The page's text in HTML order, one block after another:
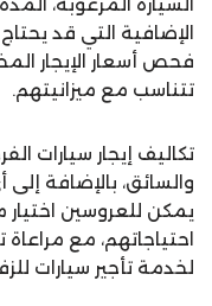
الإضافية التي قد
فحص أسعار الإيجار
تتناسب مع ميزانيتهم.
تكاليف إيجار سيارات
والسائق، بالإضافة
يمكن للعروسين
احتياجاتهم، مع مراعاة
لخدمة تأجير سيارات